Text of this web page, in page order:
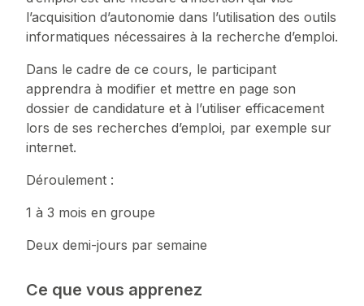
l’acquisition d’autonomie dans l’utilisation des outils
informatiques nécessaires à la recherche d’emploi.
Dans le cadre de ce cours, le participant
apprendra à modifier et mettre en page son
dossier de candidature et à l’utiliser efficacement
lors de ses recherches d’emploi, par exemple sur
internet.
Déroulement :
1 à 3 mois en groupe
Deux demi-jours par semaine
Ce que vous apprenez